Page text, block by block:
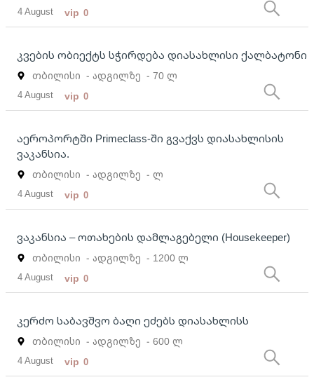
4 August vip 0
კვების ობიექტს სჭირდება დიასახლისი ქალბატონი
თბილისი - ადგილზე - 70 ლ
4 August vip 0
აეროპორტში Primeclass-ში გვაქვს დიასახლისის
ვაკანსია.
თბილისი - ადგილზე - ლ
4 August vip 0
ვაკანსია – ოთახების დამლაგებელი (Housekeeper)
თბილისი - ადგილზე - 1200 ლ
4 August vip 0
კერძო საბავშვო ბაღი ეძებს დიასახლისს
თბილისი - ადგილზე - 600 ლ
4 August vip 0